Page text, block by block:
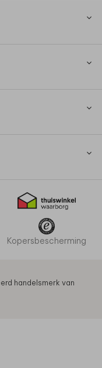
Kopersbescherming
handelsmerk van